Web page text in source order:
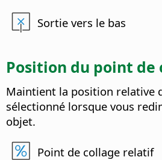
Sortie vers le bas
Position du point
Maintient la position relative
sélectionné lorsque vous
objet.
Point de collage relatif